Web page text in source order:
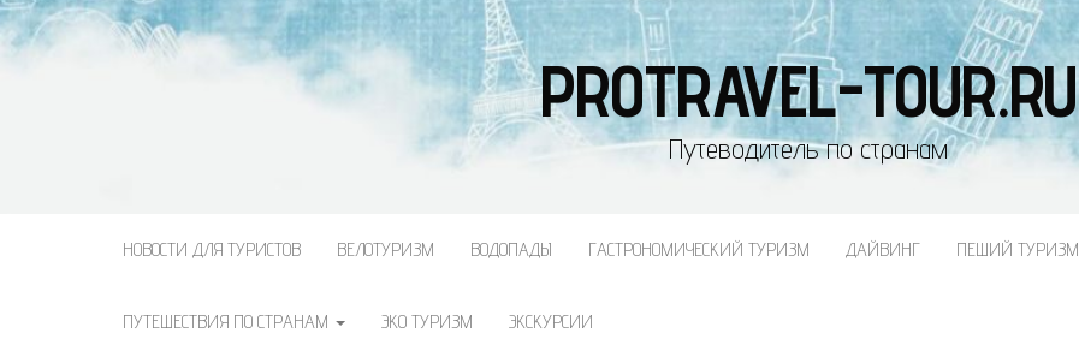
PROTRAVEL-TOUR.RU
Путеводитель по странам
НОВОСТИ ДЛЯ ТУРИСТОВ ВЕЛОТУРИЗМ ВОДОПАДЫ ГАСТРОНОМИЧЕСКИЙ ТУРИЗМ ДАЙВИНГ ПЕШИЙ ТУРИЗМ
ПУТЕШЕСТВИЯ ПО СТРАНАМ ЭКО ТУРИЗМ ЭКСКУРСИИ